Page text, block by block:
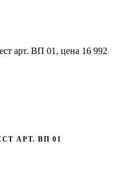
АРТ. ВП 01